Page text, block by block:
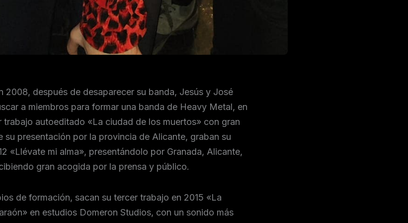
2008, después de desaparecer su banda, Jesús y José
a miembros para formar una banda de Heavy Metal, en
trabajo autoeditado «La ciudad de los muertos» con gran
su presentación por la provincia de Alicante, graban su
«Llévate mi alma», presentándolo por Granada, Alicante,
gran acogida por la prensa y público.
de formación, sacan su tercer trabajo en 2015 «La
en estudios Domeron Studios, con un sonido más